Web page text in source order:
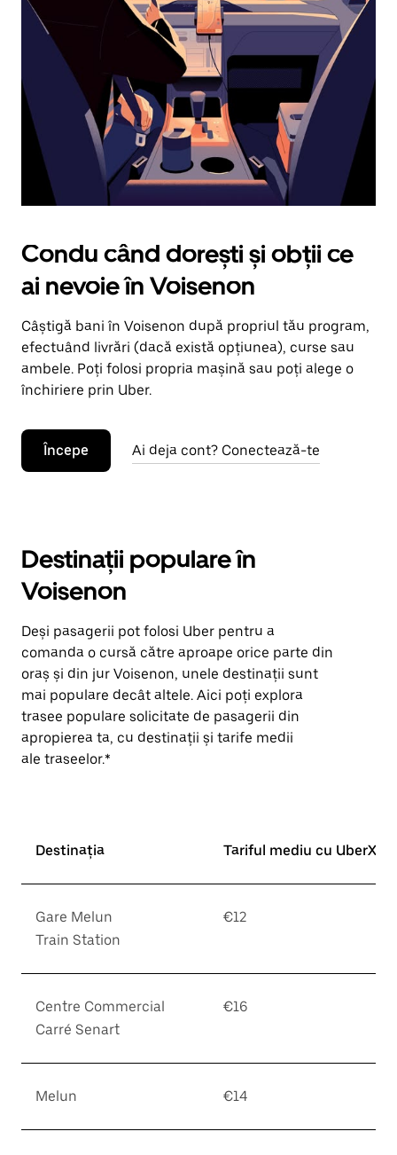
în
jos.
Închide
calendarul
apăsând
pe
butonul
Escape.
Condu când dorești și obții ce
ai nevoie în Voisenon
Câștigă bani în Voisenon după propriul tău program,
efectuând livrări (dacă există opțiunea), curse sau
ambele. Poți folosi propria mașină sau poți alege o
închiriere prin Uber.
Începe Ai deja cont? Conectează-te
Destinații populare în
Voisenon
Deși pasagerii pot folosi Uber pentru a
comanda o cursă către aproape orice parte din
oraș și din jur Voisenon, unele destinații sunt
mai populare decât altele. Aici poți explora
trasee populare solicitate de pasagerii din
apropierea ta, cu destinații și tarife medii
ale traseelor.*
Destinația Tariful mediu cu UberX*
Gare Melun
Train Station
€12
Centre Commercial
Carré Senart
€16
Melun €14